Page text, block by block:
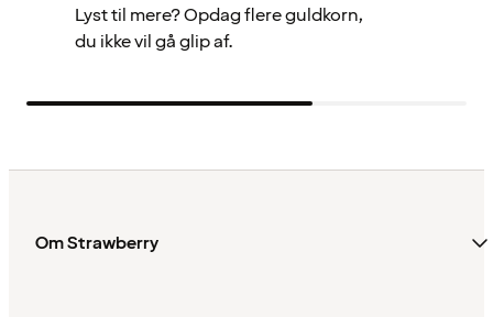
Lyst til mere? Opdag flere guldkorn,
du ikke vil gå glip af.
Om Strawberry